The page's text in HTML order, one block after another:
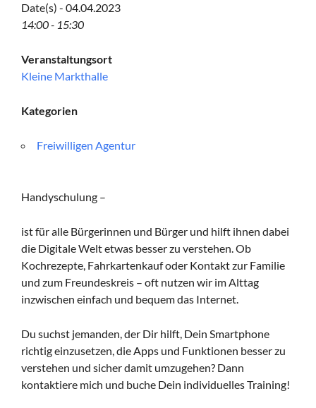
Date(s) - 04.04.2023
14:00 - 15:30
Veranstaltungsort
Kleine Markthalle
Kategorien
Freiwilligen Agentur
Handyschulung –
ist für alle Bürgerinnen und Bürger und hilft ihnen dabei
die Digitale Welt etwas besser zu verstehen. Ob
Kochrezepte, Fahrkartenkauf oder Kontakt zur Familie
und zum Freundeskreis – oft nutzen wir im Alttag
inzwischen einfach und bequem das Internet.
Du suchst jemanden, der Dir hilft, Dein Smartphone
richtig einzusetzen, die Apps und Funktionen besser zu
verstehen und sicher damit umzugehen? Dann
kontaktiere mich und buche Dein individuelles Training!